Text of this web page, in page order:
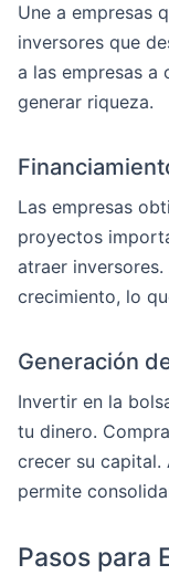
Une a empresas
inversores que
a las empresas a
generar riqueza.
Las empresas
proyectos
atraer
crecimiento, lo
Generación
Invertir en la
tu dinero.
crecer su capital.
permite
Pasos para